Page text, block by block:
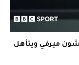
ميرفي ويتأهل